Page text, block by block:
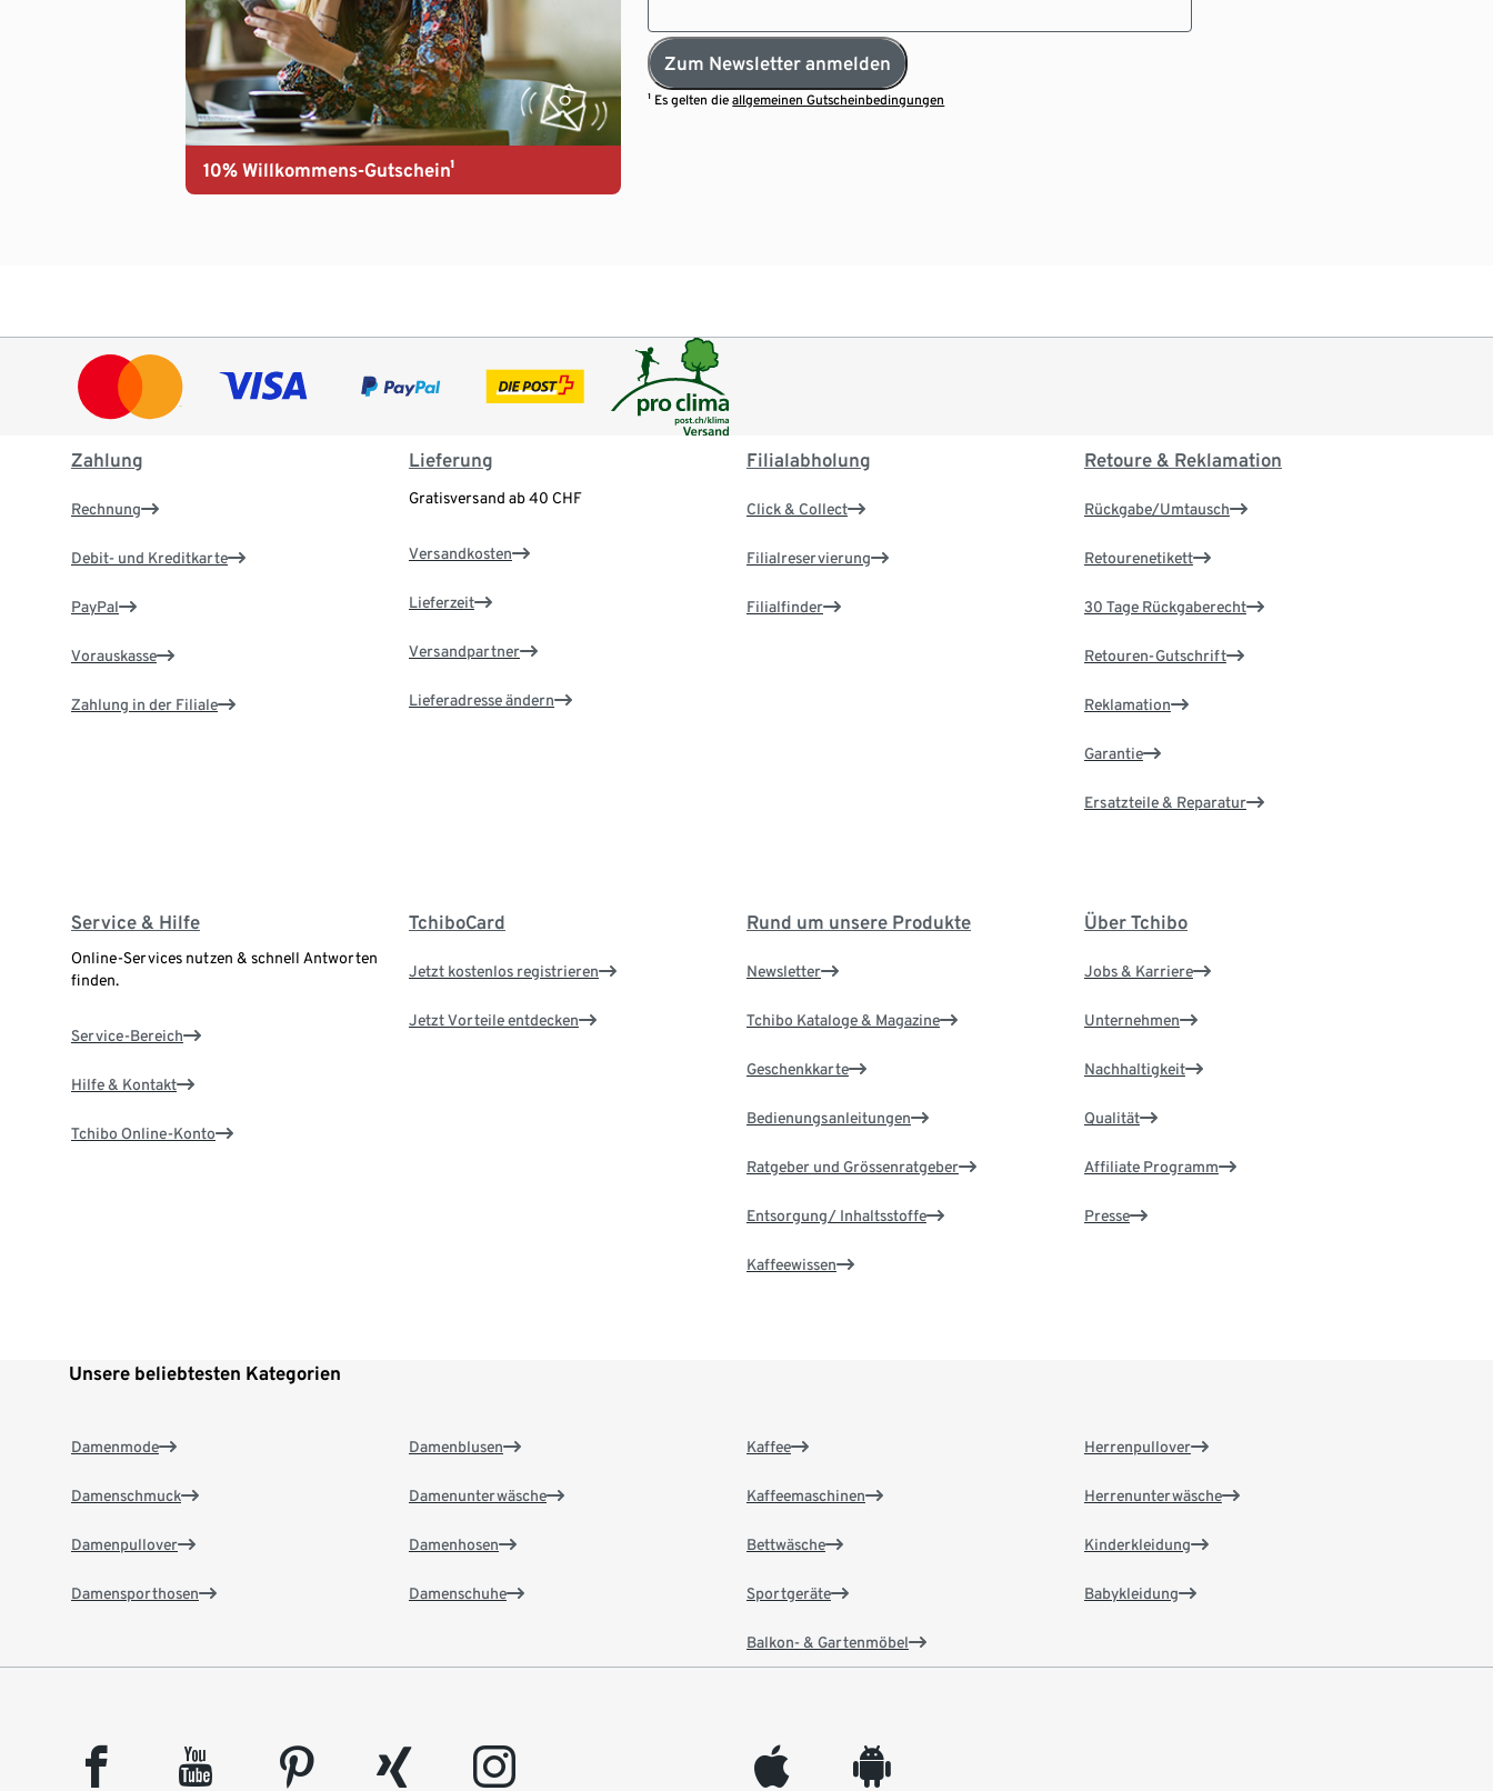
10% Willkommens-Gutschein¹
Zum Newsletter anmelden
¹ Es gelten dieallgemeinen Gutscheinbedingungen
Zahlung
Rechnung
Debit- und Kreditkarte
PayPal
Vorauskasse
Zahlung in der Filiale
Lieferung
Gratisversand ab 40 CHF
Versandkosten
Lieferzeit
Versandpartner
Lieferadresse ändern
Filialabholung
Click & Collect
Filialreservierung
Filialfinder
Retoure & Reklamation
Rückgabe/Umtausch
Retourenetikett
30 Tage Rückgaberecht
Retouren-Gutschrift
Reklamation
Garantie
Ersatzteile & Reparatur
Service & Hilfe
Online-Services nutzen & schnell Antworten
finden.
Service-Bereich
Hilfe & Kontakt
Tchibo Online-Konto
TchiboCard
Jetzt kostenlos registrieren
Jetzt Vorteile entdecken
Rund um unsere Produkte
Newsletter
Tchibo Kataloge & Magazine
Geschenkkarte
Bedienungsanleitungen
Ratgeber und Grössenratgeber
Entsorgung/ Inhaltsstoffe
Kaffeewissen
Über Tchibo
Jobs & Karriere
Unternehmen
Nachhaltigkeit
Qualität
Affiliate Programm
Presse
Unsere beliebtesten Kategorien
Damenmode
Damenschmuck
Damenpullover
Damensporthosen
Damenblusen
Damenunterwäsche
Damenhosen
Damenschuhe
Kaffee
Kaffeemaschinen
Bettwäsche
Sportgeräte
Balkon- & Gartenmöbel
Herrenpullover
Herrenunterwäsche
Kinderkleidung
Babykleidung
facebook youtube pinterest xing instagram appleinc android